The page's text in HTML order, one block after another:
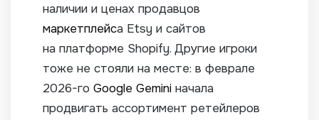
наличии и ценах продавцов
маркетплейса Etsy и сайтов
на платформе Shopify. Другие игроки
тоже не стояли на месте: в феврале
2026-го Google Gemini начала
продвигать ассортимент ретейлеров